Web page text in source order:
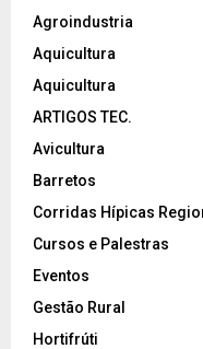
Agroindustria
Aquicultura
Aquicultura
ARTIGOS TEC.
Avicultura
Barretos
Corridas Hípicas
Cursos e Palestras
Eventos
Gestão Rural
Hortifrúti